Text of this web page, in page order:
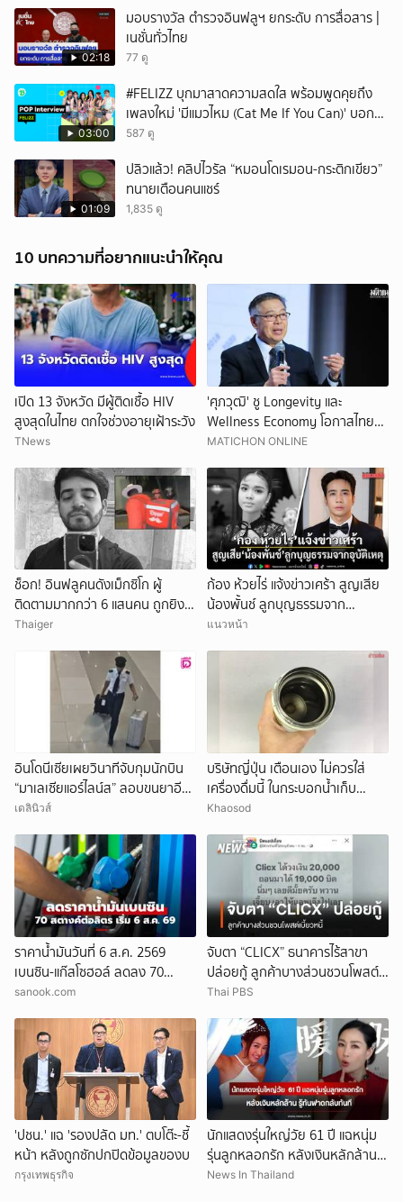
02:18
มอบรางวัล ตำรวจอินฟลูฯ ยกระดับ การสื่อสาร |
เนชั่นทั่วไทย
77 ดู
03:00
#FELIZZ บุกมาสาดความสดใส พร้อมพูดคุยถึง
เพลงใหม่ 'มีแมวไหม (Cat Me If You Can)' บอก
เลยว่าเริ่ดไม่ไหว 🌟
587 ดู
01:09
ปลิวแล้ว! คลิปไวรัล “หมอนโดเรมอน-กระติกเขียว”
ทนายเตือนคนแชร์
1,835 ดู
10 บทความที่อยากแนะนำให้คุณ
เปิด 13 จังหวัด มีผู้ติดเชื้อ HIV
สูงสุดในไทย ตกใจช่วงอายุเฝ้าระวัง
TNews
'ศุภวุฒิ' ชู Longevity และ
Wellness Economy โอกาสไทย
สร้างเศรษฐกิจอายุยืน รับสังคมสูง
MATICHON ONLINE
ช็อก! อินฟลูคนดังเม็กซิโก ผู้
ติดตามมากกว่า 6 แสนคน ถูกยิง
ดับกลางไลฟ์สด
Thaiger
ก้อง ห้วยไร่ แจ้งข่าวเศร้า สูญเสีย
น้องพั้นช์ ลูกบุญธรรมจาก
อุบัติเหตุ
แนวหน้า
อินโดนีเซียเผยวินาทีจับกุมนักบิน
“มาเลเซียแอร์ไลน์ส” ลอบขนยาอี
26 กก.(คลิป)
เดลินิวส์
บริษัทญี่ปุ่น เตือนเอง ไม่ควรใส่
เครื่องดื่มนี้ ในกระบอกน้ำเก็บ
อุณหภูมิ เสี่ยงเสียหายง่าย
Khaosod
ราคาน้ำมันวันที่ 6 ส.ค. 2569
เบนซิน-แก๊สโซฮอล์ ลดลง 70
สตางค์ต่อลิตร
sanook.com
จับตา “CLICX” ธนาคารไร้สาขา
ปล่อยกู้ ลูกค้าบางส่วนชวนโพสต์
เบี้ยวหนี้
Thai PBS
'ปชน.' แฉ 'รองปลัด มท.' ตบโต๊ะ-ชี้
หน้า หลังถูกซักปกปิดข้อมูลของบ
กรุงเทพธุรกิจ
นักแสดงรุ่นใหญ่วัย 61 ปี แฉหนุ่ม
รุ่นลูกหลอกรัก หลังเงินหลักล้าน
รู้ทันฟาดกลับทันที (ข่าวต่าง
News In Thailand